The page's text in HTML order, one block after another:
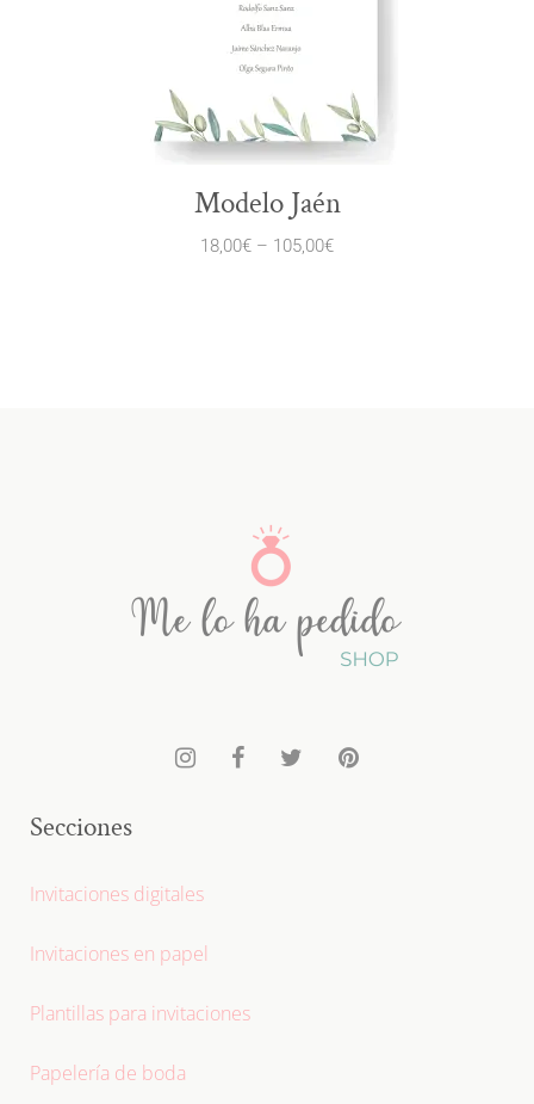
Modelo Jaén
18,00€ – 105,00€
Secciones
Invitaciones digitales
Invitaciones en papel
Plantillas para invitaciones
Papelería de boda